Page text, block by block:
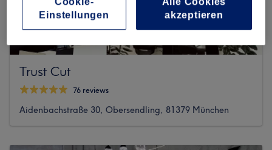
Trust Cut
76 reviews
Aidenbachstraße 30, Obersendling, 81379 München
Einstellungen
akzeptieren